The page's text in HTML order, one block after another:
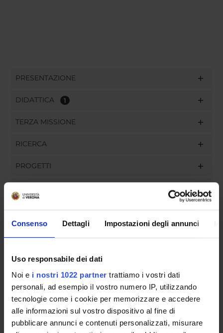
Consenso Dettagli Impostazioni degli annunci
Uso responsabile dei dati
Noi e i nostri 1022 partner trattiamo i vostri dati
personali, ad esempio il vostro numero IP, utilizzando
tecnologie come i cookie per memorizzare e accedere
alle informazioni sul vostro dispositivo al fine di
pubblicare annunci e contenuti personalizzati, misurare
PRESENTAZIONE
DIDATTICA 1
TERZA MISSIONE
RICERCA
PROGETTI
GOVERNANCE
COMMISSIONI
UFFICI E STRUTTURE DI SERVIZIO
SERVIZI DI SEGRETERIA STUDENTI